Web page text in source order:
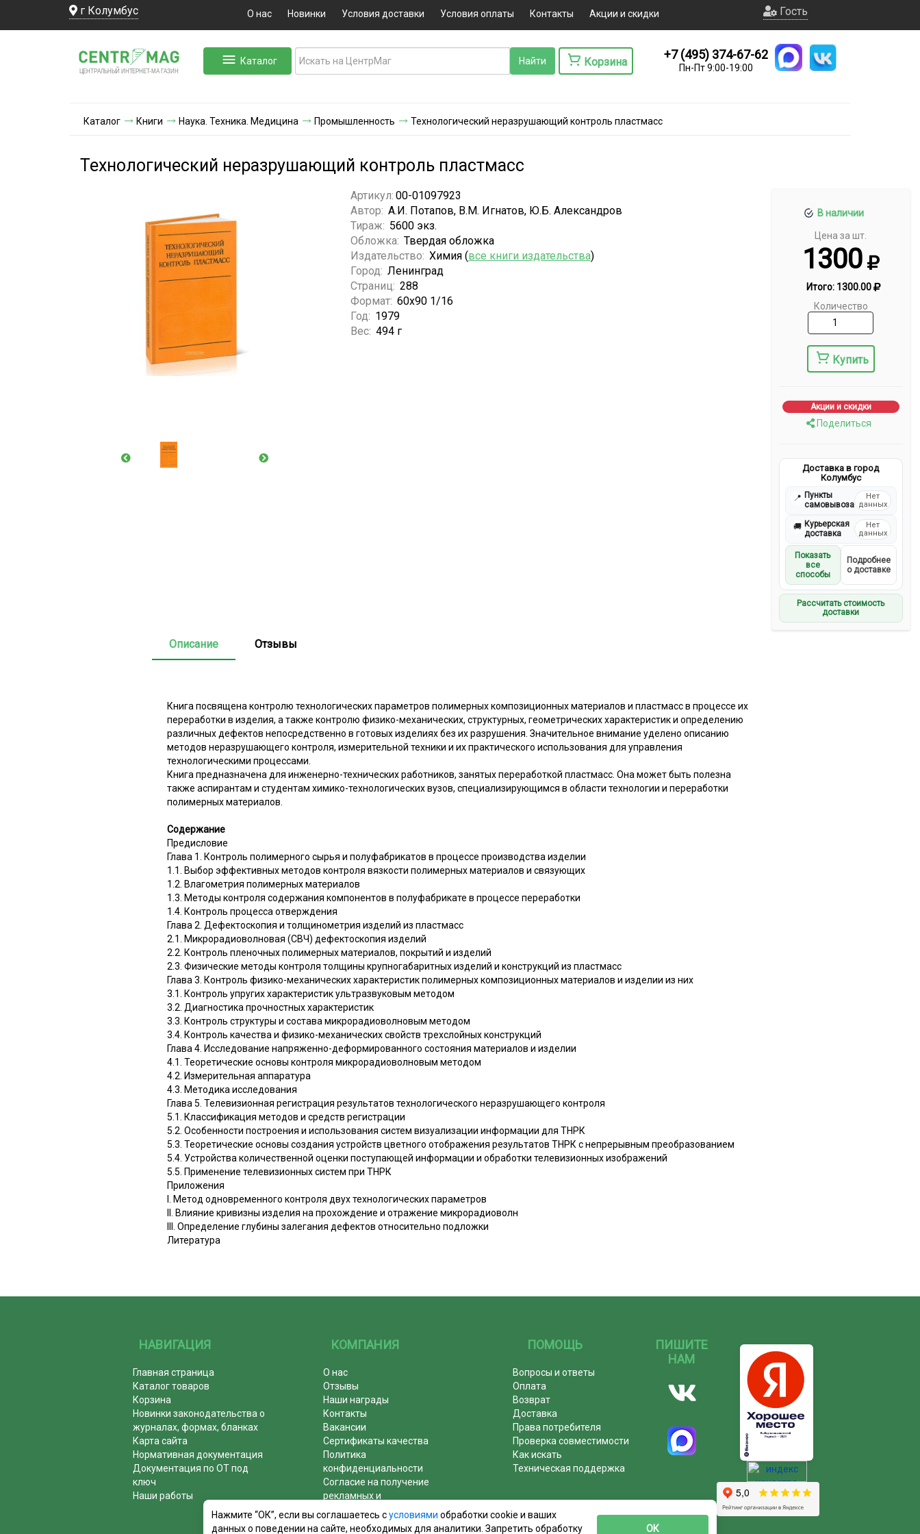
г Колумбус О нас Новинки Условия доставки Условия оплаты Контакты Акции и скидки Гость
ЦЕНТРАЛЬНЫЙ ИНТЕРНЕТ-МА ГАЗИН
Каталог Корзина
+7 (495) 374-67-62
Пн-Пт 9:00-19:00
Каталог Книги Наука. Техника. Медицина Промышленность Технологический неразрушающий контроль пластмасс
Технологический неразрушающий контроль пластмасс
В наличии
Цена за шт.
1300
Итого: 1300.00
Количество
Купить
Акции и скидки
Поделиться
Доставка в город
Колумбус
📍 Пункты
самовывоза
Нет
данных
🚚 Курьерская
доставка
Нет
данных
Показать
все
способы
Подробнее
о доставке
Рассчитать стоимость
доставки
Артикул: 00-01097923
Автор: А.И. Потапов, В.М. Игнатов, Ю.Б. Александров
Тираж: 5600 экз.
Обложка: Твердая обложка
Издательство: Химия (все книги издательства)
Город: Ленинград
Страниц: 288
Формат: 60х90 1/16
Год: 1979
Вес: 494 г
Описание Отзывы
Книга посвящена контролю технологических параметров полимерных композиционных материалов и пластмасс в процессе их
переработки в изделия, а также контролю физико-механических, структурных, геометрических характеристик и определению
различных дефектов непосредственно в готовых изделиях без их разрушения. Значительное внимание уделено описанию
методов неразрушающего контроля, измерительной техники и их практического использования для управления
технологическими процессами.
Книга предназначена для инженерно-технических работников, занятых переработкой пластмасс. Она может быть полезна
также аспирантам и студентам химико-технологических вузов, специализирующимся в области технологии и переработки
полимерных материалов.
Содержание
Предисловие
Глава 1. Контроль полимерного сырья и полуфабрикатов в процессе производства изделии
1.1. Выбор эффективных методов контроля вязкости полимерных материалов и связующих
1.2. Влагометрия полимерных материалов
1.3. Методы контроля содержания компонентов в полуфабрикате в процессе переработки
1.4. Контроль процесса отверждения
Глава 2. Дефектоскопия и толщинометрия изделий из пластмасс
2.1. Микрорадиоволновая (СВЧ) дефектоскопия изделий
2.2. Контроль пленочных полимерных материалов, покрытий и изделий
2.3. Физические методы контроля толщины крупногабаритных изделий и конструкций из пластмасс
Глава 3. Контроль физико-механических характеристик полимерных композиционных материалов и изделии из них
3.1. Контроль упругих характеристик ультразвуковым методом
3.2. Диагностика прочностных характеристик
3.3. Контроль структуры и состава микрорадиоволновым методом
3.4. Контроль качества и физико-механических свойств трехслойных конструкций
Глава 4. Исследование напряженно-деформированного состояния материалов и изделии
4.1. Теоретические основы контроля микрорадиоволновым методом
4.2. Измерительная аппаратура
4.3. Методика исследования
Глава 5. Телевизионная регистрация результатов технологического неразрушающего контроля
5.1. Классификация методов и средств регистрации
5.2. Особенности построения и использования систем визуализации информации для ТНРК
5.3. Теоретические основы создания устройств цветного отображения результатов ТНРК с непрерывным преобразованием
5.4. Устройства количественной оценки поступающей информации и обработки телевизионных изображений
5.5. Применение телевизионных систем при ТНРК
Приложения
I. Метод одновременного контроля двух технологических параметров
II. Влияние кривизны изделия на прохождение и отражение микрорадиоволн
III. Определение глубины залегания дефектов относительно подложки
Литература
НАВИГАЦИЯ
Главная страница
Каталог товаров
Корзина
Новинки законодательства о
журналах, формах, бланках
Карта сайта
Нормативная документация
Документация по ОТ под
ключ
Наши работы
КОМПАНИЯ
О нас
Отзывы
Наши награды
Контакты
Вакансии
Сертификаты качества
Политика
конфиденциальности
Согласие на получение
рекламных и
информационных рассылок
Почему журналы покупают у
ПОМОЩЬ
Вопросы и ответы
Оплата
Возврат
Доставка
Права потребителя
Проверка совместимости
Как искать
Техническая поддержка
ПИШИТЕ
НАМ
Нажмите “ОК”, если вы соглашаетесь сусловиями обработки cookie и ваших
данных о поведении на сайте, необходимых для аналитики. Запретить обработку
ОК